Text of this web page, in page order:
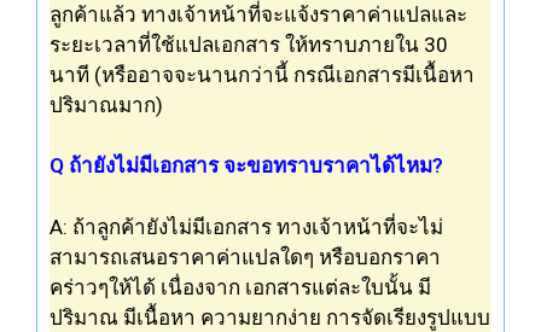
ลูกค้าแล้ว ทางเจ้าหน้าที่จะแจ้งราคาค่าแปลและ
ระยะเวลาที่ใช้แปลเอกสาร ให้ทราบภายใน 30
นาที (หรืออาจจะนานกว่านี้ กรณีเอกสารมีเนื้อหา
ปริมาณมาก)
Q ถ้ายังไม่มีเอกสาร จะขอทราบราคาได้ไหม?
A: ถ้าลูกค้ายังไม่มีเอกสาร ทางเจ้าหน้าที่จะไม่
สามารถเสนอราคาค่าแปลใดๆ หรือบอกราคา
คร่าวๆให้ได้ เนื่องจาก เอกสารแต่ละใบนั้น มี
ปริมาณ มีเนื้อหา ความยากง่าย การจัดเรียงรูปแบบ